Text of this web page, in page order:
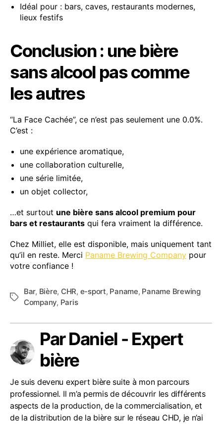
Idéal pour : bars, caves, restaurants modernes,
lieux festifs
Conclusion : une bière
sans alcool pas comme
les autres
“La Face Cachée”, ce n’est pas seulement une 0.0%.
C’est :
une expérience aromatique,
une collaboration culturelle,
une série limitée,
un objet collector,
…et surtout une bière sans alcool premium pour
bars et restaurants qui fera vraiment la différence.
Chez Milliet, elle est disponible, mais uniquement tant
qu’il en reste. Merci Paname Brewing Company pour
votre confiance !
Étiquettes
Bar, Bière, CHR, e-sport, Paname, Paname Brewing
Company, Paris
Par Daniel - Expert
bière
Je suis devenu expert bière suite à mon parcours
professionnel. Il m’a permis de découvrir les différents
aspects de la production, de la commercialisation, et
de la distribution de la bière sur le réseau CHD, je n’ai